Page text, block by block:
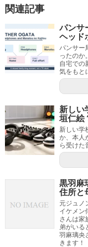
関連記事
パンサ
ヘッド
パンサー
ったのか
自宅での
気をもと
新しい
垣仁絵
新しい学
か、本人
ら受けた
黒羽麻
住所と
元ジュノ
イケメン
さんは家
弟がいる
羽麻璃央
きます！